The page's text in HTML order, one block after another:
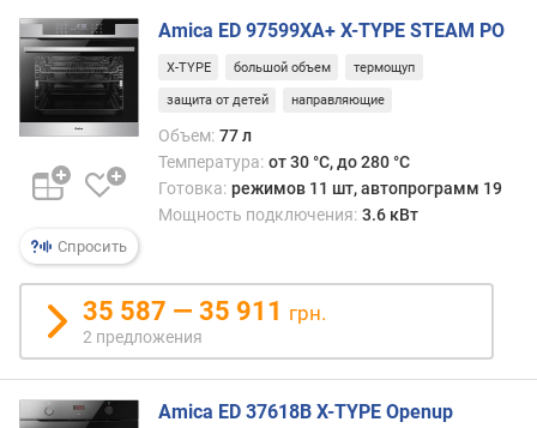
я
в
с
т
р
а
и
в
н
и
я
(
м
м
Спросить
Amica ED 97599XA+ X-TYPE STEAM PO
X-TYPE большой объем термощуп
защита от детей направляющие
Объем: 77 л
Температура: от 30 °C, до 280 °C
Готовка: режимов 11 шт, автопрограмм 19
Мощность подключения: 3.6 кВт
35 587 — 35 911 грн.
2 предложения
Amica ED 37618B X-TYPE Openup